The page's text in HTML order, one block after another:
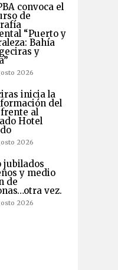
convoca el
de
“Puerto y
Bahía
y
2026
inicia la
del
al
Hotel
2026
jubilados
y medio
de
vez.
2026